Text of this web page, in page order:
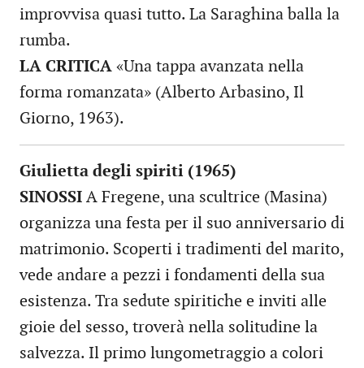
improvvisa quasi tutto. La Saraghina balla la
rumba.
LA CRITICA «Una tappa avanzata nella
forma romanzata» (Alberto Arbasino, Il
Giorno, 1963).
Giulietta degli spiriti (1965)
SINOSSI A Fregene, una scultrice (Masina)
organizza una festa per il suo anniversario di
matrimonio. Scoperti i tradimenti del marito,
vede andare a pezzi i fondamenti della sua
esistenza. Tra sedute spiritiche e inviti alle
gioie del sesso, troverà nella solitudine la
salvezza. Il primo lungometraggio a colori